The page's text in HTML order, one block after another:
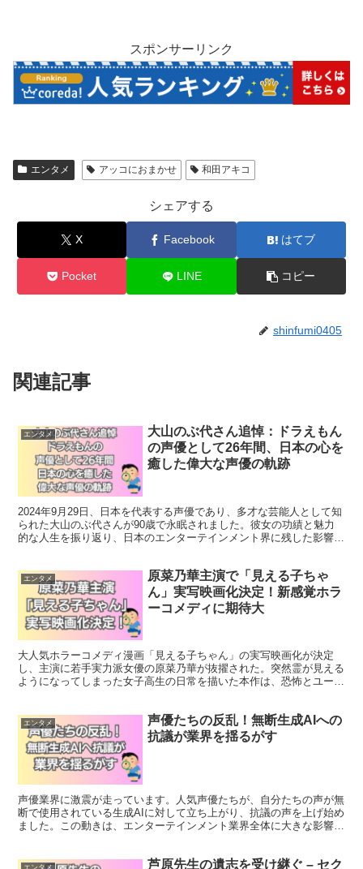
スポンサーリンク
エンタメ アッコにおまかせ 和田アキコ
シェアする
X Facebook はてブ
Pocket LINE コピー
shinfumi0405
関連記事
エンタメ
大山のぶ代さん追悼：ドラえもん
の声優として26年間、日本の心を
癒した偉大な声優の軌跡
2024年9月29日、日本を代表する声優であり、多才な芸能人として知
られた大山のぶ代さんが90歳で永眠されました。彼女の功績と魅力
的な人生を振り返り、日本のエンターテインメント界に残した影響を
エンタメ
原菜乃華主演で「見える子ちゃ
ん」実写映画化決定！新感覚ホラ
ーコメディに期待大
大人気ホラーコメディ漫画「見える子ちゃん」の実写映画化が決定
し、主演に若手実力派女優の原菜乃華が抜擢された。突然霊が見える
ようになってしまった女子高生の日常を描いた本作は、恐怖とユーモ
エンタメ
声優たちの反乱！無断生成AIへの
抗議が業界を揺るがす
声優業界に激震が走っています。人気声優たちが、自分たちの声が無
断で使用されている生成AIに対して立ち上がり、抗議の声を上げ始め
ました。この動きは、エンターテインメント業界全体に大きな影響を
エンタメ
芦原先生の遺志を受け継ぐ – セク